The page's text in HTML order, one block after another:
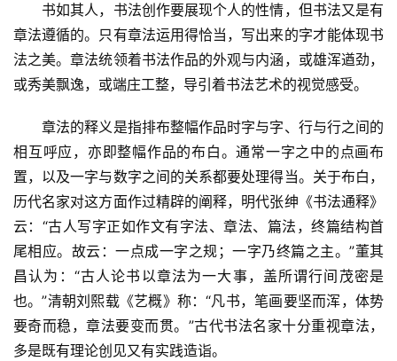
书如其人，书法创作要展现个人的性情，但书法又是有
章法遵循的。只有章法运用得恰当，写出来的字才能体现书
法之美。章法统领着书法作品的外观与内涵，或雄浑遒劲，
或秀美飘逸，或端庄工整，导引着书法艺术的视觉感受。
章法的释义是指排布整幅作品时字与字、行与行之间的
相互呼应，亦即整幅作品的布白。通常一字之中的点画布
置，以及一字与数字之间的关系都要处理得当。关于布白，
历代名家对这方面作过精辟的阐释，明代张绅《书法通释》
云：“古人写字正如作文有字法、章法、篇法，终篇结构首
尾相应。故云：一点成一字之规；一字乃终篇之主。”董其
昌认为：“古人论书以章法为一大事，盖所谓行间茂密是
也。”清朝刘熙载《艺概》称：“凡书，笔画要坚而浑，体势
要奇而稳，章法要变而贯。”古代书法名家十分重视章法，
多是既有理论创见又有实践造诣。